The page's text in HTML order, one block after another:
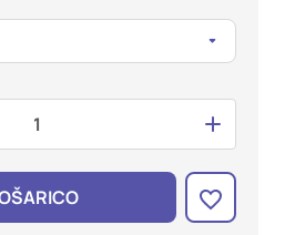
za prikazovanje ustreznih
Pri delu uporabljajo
ne boste deležni našega
moje izbire